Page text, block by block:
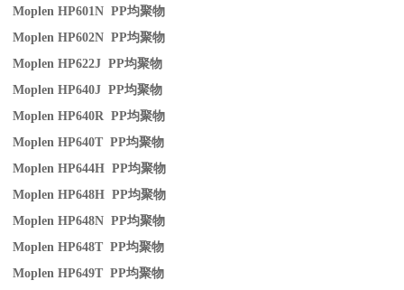
Moplen HP601N PP均聚物
Moplen HP602N PP均聚物
Moplen HP622J PP均聚物
Moplen HP640J PP均聚物
Moplen HP640R PP均聚物
Moplen HP640T PP均聚物
Moplen HP644H PP均聚物
Moplen HP648H PP均聚物
Moplen HP648N PP均聚物
Moplen HP648T PP均聚物
Moplen HP649T PP均聚物